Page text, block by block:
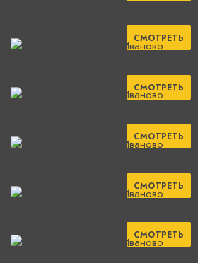
СМОТРЕТЬ
СМОТРЕТЬ
СМОТРЕТЬ
СМОТРЕТЬ
СМОТРЕТЬ